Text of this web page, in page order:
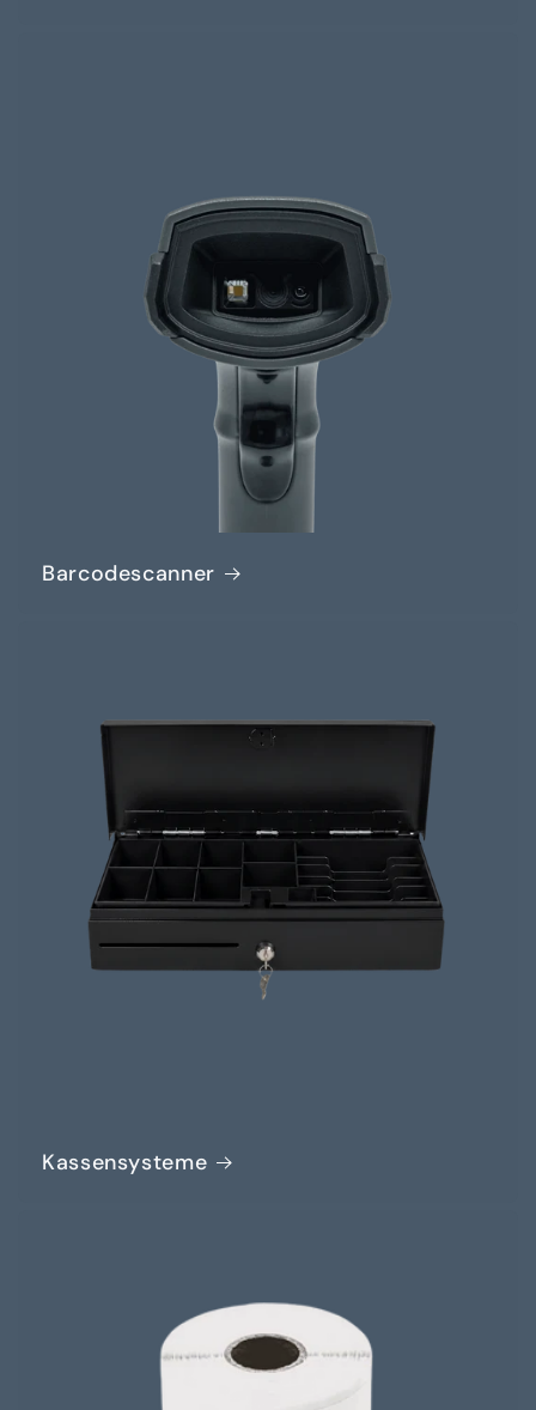
Barcodescanner
Kassensysteme